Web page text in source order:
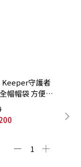
Keeper守護者
帽帽袋 方便攜